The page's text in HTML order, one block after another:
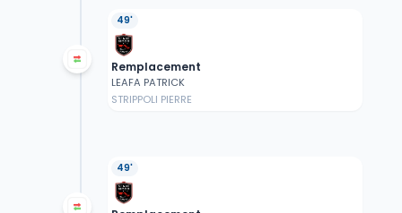
49'
Remplacement
LEAFA PATRICK
STRIPPOLI PIERRE
49'